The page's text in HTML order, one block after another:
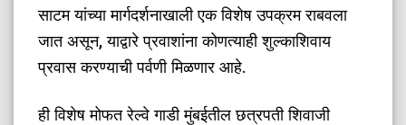
साटम यांच्या मार्गदर्शनाखाली एक विशेष उपक्रम राबवला
जात असून, याद्वारे प्रवाशांना कोणत्याही शुल्काशिवाय
प्रवास करण्याची पर्वणी मिळणार आहे.
​ही विशेष मोफत रेल्वे गाडी मुंबईतील छत्रपती शिवाजी